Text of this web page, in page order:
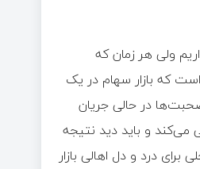
ولی هر زمان که
که بازار سهام در یک
درصد سود ایجاد کنند. این صحبت‌ها در حالی جریان
می‌کند و باید دید نتیجه
درد و دل اهالی بازار